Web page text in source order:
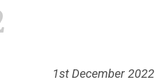
1st December 2022